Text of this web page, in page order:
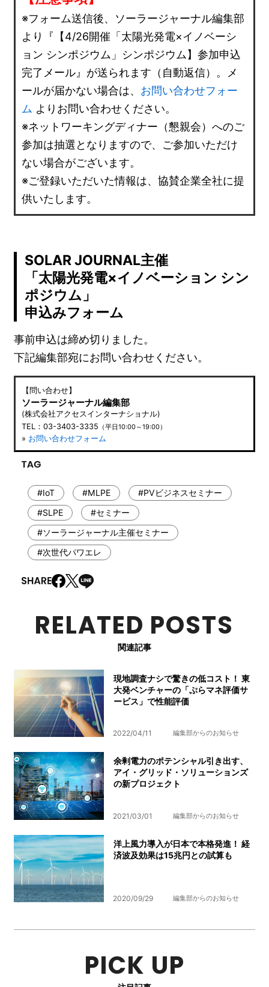
※フォーム送信後、ソーラージャーナル編集部
より『【4/26開催「太陽光発電×イノベーシ
ョン シンポジウム」シンポジウム】参加申込
完了メール』が送られます（自動返信）。メ
ールが届かない場合は、 お問い合わせフォー
ム よりお問い合わせください。
※ネットワーキングディナー（懇親会）へのご
参加は抽選となりますので、ご参加いただけ
ない場合がございます。
※ご登録いただいた情報は、協賛企業全社に提
供いたします。
SOLAR JOURNAL主催
「太陽光発電×イノベーション シン
ポジウム」
申込みフォーム
事前申込は締め切りました。
下記編集部宛にお問い合わせください。
【問い合わせ】
ソーラージャーナル編集部
(株式会社アクセスインターナショナル)
TEL：03-3403-3335 （平日10:00～19:00）
» お問い合わせフォーム
#IoT #MLPE
#PVビジネスセミナー
#SLPE
#セミナー
#ソーラージャーナル主催セミナー
#次世代パワエレ
RELATED POSTS
関連記事
現地調査ナシで驚きの低コスト！ 東
大発ベンチャーの「ぷらマネ評価サ
ービス」で性能評価
2022/04/11 編集部からのお知らせ
余剰電力のポテンシャル引き出す、
アイ・グリッド・ソリューションズ
の新プロジェクト
2021/03/01 編集部からのお知らせ
洋上風力導入が日本で本格発進！ 経
済波及効果は15兆円との試算も
2020/09/29 編集部からのお知らせ
PICK UP